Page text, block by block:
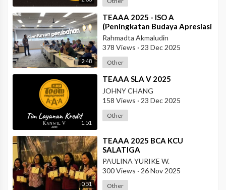
2:48
⁣TEAAA 2025 - ISO A
(Peningkatan Budaya Apresiasi
& Recognition di Data Center
Operation)
Rahmadta Akmaludin
378 Views · 23 Dec 2025
Other
1:51
⁣TEAAA SLA V 2025
JOHNY CHANG
158 Views · 23 Dec 2025
Other
0:51
⁣TEAAA 2025 BCA KCU
SALATIGA
PAULINA YURIKE W.
300 Views · 26 Nov 2025
Other